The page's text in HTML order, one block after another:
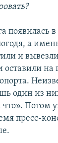
появилась
а
и
оставили
один из
Потом
пресс-